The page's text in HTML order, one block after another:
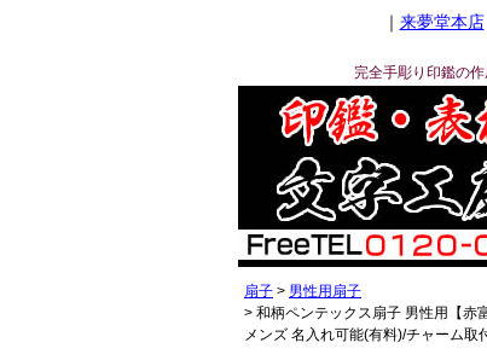
｜ 来夢堂本店
完全手彫り印鑑の
扇子
男性用扇子
和柄ペンテックス扇子 男性用【赤
メンズ 名入れ可能(有料)/チャーム取